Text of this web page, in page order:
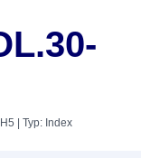
| Typ: Index